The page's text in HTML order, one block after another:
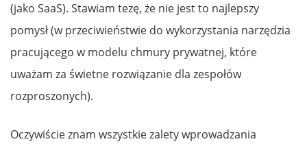
(jako SaaS). Stawiam tezę, że nie jest to najlepszy
pomysł (w przeciwieństwie do wykorzystania narzędzia
pracującego w modelu chmury prywatnej, które
uważam za świetne rozwiązanie dla zespołów
rozproszonych).
Oczywiście znam wszystkie zalety wprowadzania